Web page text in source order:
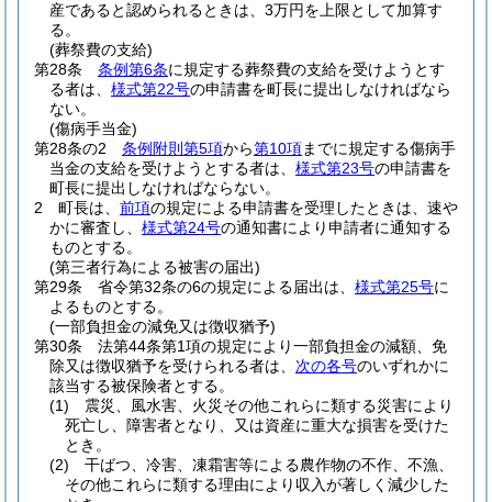
産であると認められるときは、3万円を上限として加算す
る。
(葬祭費の支給)
第28条
条例第6条に規定する葬祭費の支給を受けようとす
る者は、 様式第22号の申請書を町長に提出しなければなら
ない。
(傷病手当金)
第28条の2
条例附則第5項から第10項までに規定する傷病手
当金の支給を受けようとする者は、 様式第23号の申請書を
町長に提出しなければならない。
2
町長は、 前項の規定による申請書を受理したときは、速や
かに審査し、 様式第24号の通知書により申請者に通知する
ものとする。
(第三者行為による被害の届出)
第29条
省令第32条の6の規定による届出は、 様式第25号に
よるものとする。
(一部負担金の減免又は徴収猶予)
第30条
法第44条第1項の規定により一部負担金の減額、免
除又は徴収猶予を受けられる者は、 次の各号のいずれかに
該当する被保険者とする。
(1)
震災、風水害、火災その他これらに類する災害により
死亡し、障害者となり、又は資産に重大な損害を受けた
とき。
(2)
干ばつ、冷害、凍霜害等による農作物の不作、不漁、
その他これらに類する理由により収入が著しく減少した